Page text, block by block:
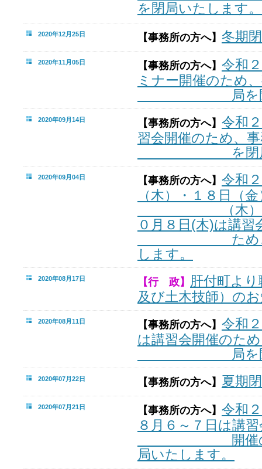
を閉局いたします。
2020年12月25日 【事務所の方へ】 冬期
2020年11月05日 【事務所の方へ】 令和
ミナー開催のため
局
2020年09月14日 【事務所の方へ】 令和
習会開催のため、
を閉局い
2020年09月04日 【事務所の方へ】 令和
（木）・１８日（
（木）・３
０月８日(木)は講習
ため、事務
します。
2020年08月17日 【行 政】 肝付町よ
及び土木技師）の
2020年08月11日 【事務所の方へ】 令和
は講習会開催のた
局
2020年07月22日 【事務所の方へ】 夏期
2020年07月21日 【事務所の方へ】 令和
８月６～７日は講
開催のため
局いたします。